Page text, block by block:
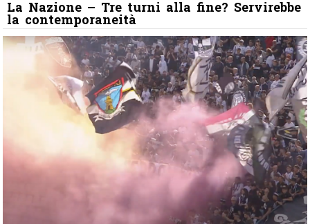
La Nazione – Tre turni alla fine? Servirebbe
la contemporaneità